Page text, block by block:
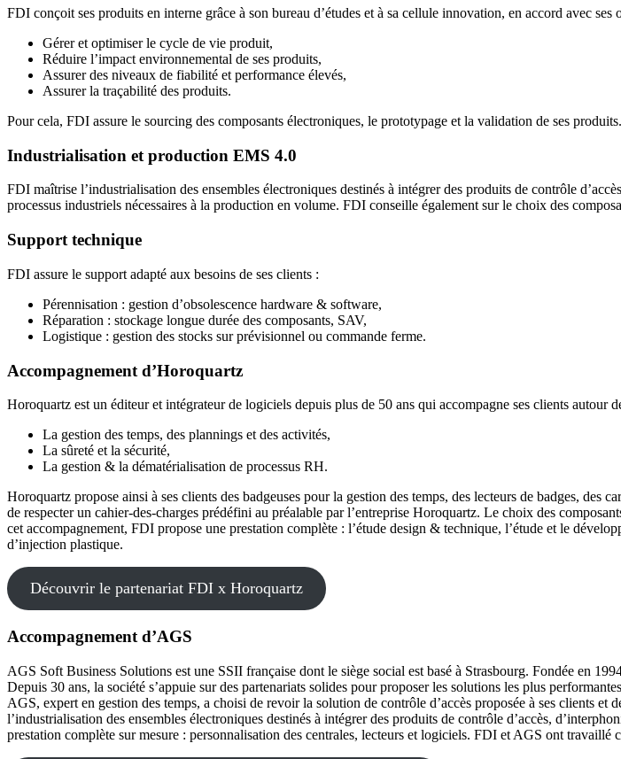
FDI conçoit ses produits en interne grâce à son bureau d’études et à sa cellule innovation, en accord avec ses
Gérer et optimiser le cycle de vie produit,
Réduire l’impact environnemental de ses produits,
Assurer des niveaux de fiabilité et performance élevés,
Assurer la traçabilité des produits.
Pour cela, FDI assure le sourcing des composants électroniques, le prototypage et la validation de ses produits.
Industrialisation et production EMS 4.0
FDI maîtrise l’industrialisation des ensembles électroniques destinés à intégrer des produits de contrôle
processus industriels nécessaires à la production en volume. FDI conseille également sur le choix des
Support technique
FDI assure le support adapté aux besoins de ses clients :
Pérennisation : gestion d’obsolescence hardware & software,
Réparation : stockage longue durée des composants, SAV,
Logistique : gestion des stocks sur prévisionnel ou commande ferme.
Accompagnement d’Horoquartz
Horoquartz est un éditeur et intégrateur de logiciels depuis plus de 50 ans qui accompagne ses clients autour
La gestion des temps, des plannings et des activités,
La sûreté et la sécurité,
La gestion & la dématérialisation de processus RH.
Horoquartz propose ainsi à ses clients des badgeuses pour la gestion des temps, des lecteurs de badges,
de respecter un cahier-des-charges prédéfini au préalable par l’entreprise Horoquartz. Le choix des
cet accompagnement, FDI propose une prestation complète : l’étude design & technique, l’étude et le
d’injection plastique.
Découvrir le partenariat FDI x Horoquartz
Accompagnement d’AGS
AGS Soft Business Solutions est une SSII française dont le siège social est basé à Strasbourg. Fondée en
Depuis 30 ans, la société s’appuie sur des partenariats solides pour proposer les solutions les plus
AGS, expert en gestion des temps, a choisi de revoir la solution de contrôle d’accès proposée à ses clients
l’industrialisation des ensembles électroniques destinés à intégrer des produits de contrôle d’accès,
prestation complète sur mesure : personnalisation des centrales, lecteurs et logiciels. FDI et AGS ont